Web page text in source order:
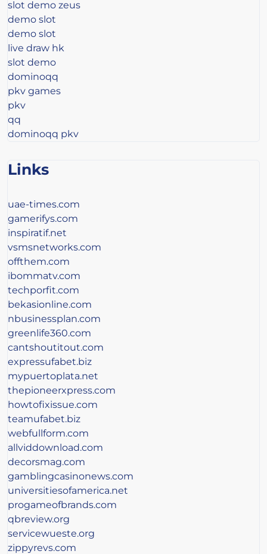
slot demo zeus
demo slot
demo slot
live draw hk
slot demo
dominoqq
pkv games
pkv
qq
dominoqq pkv
Links
uae-times.com
gamerifys.com
inspiratif.net
vsmsnetworks.com
offthem.com
ibommatv.com
techporfit.com
bekasionline.com
nbusinessplan.com
greenlife360.com
cantshoutitout.com
expressufabet.biz
mypuertoplata.net
thepioneerxpress.com
howtofixissue.com
teamufabet.biz
webfullform.com
allviddownload.com
decorsmag.com
gamblingcasinonews.com
universitiesofamerica.net
progameofbrands.com
qbreview.org
servicewueste.org
zippyrevs.com